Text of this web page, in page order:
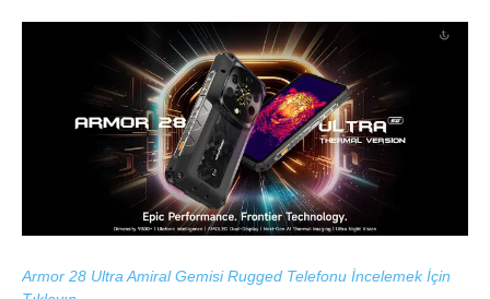
Armor 28 Ultra Amiral Gemisi Rugged Telefonu İncelemek İçin